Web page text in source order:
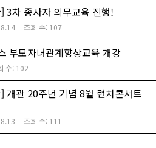
3차 종사자 의무교육 진행!
조회 수: 107
부모자녀관계향상교육 개강
수: 102
개관 20주년 기념 8월 런치콘서트
조회 수: 111